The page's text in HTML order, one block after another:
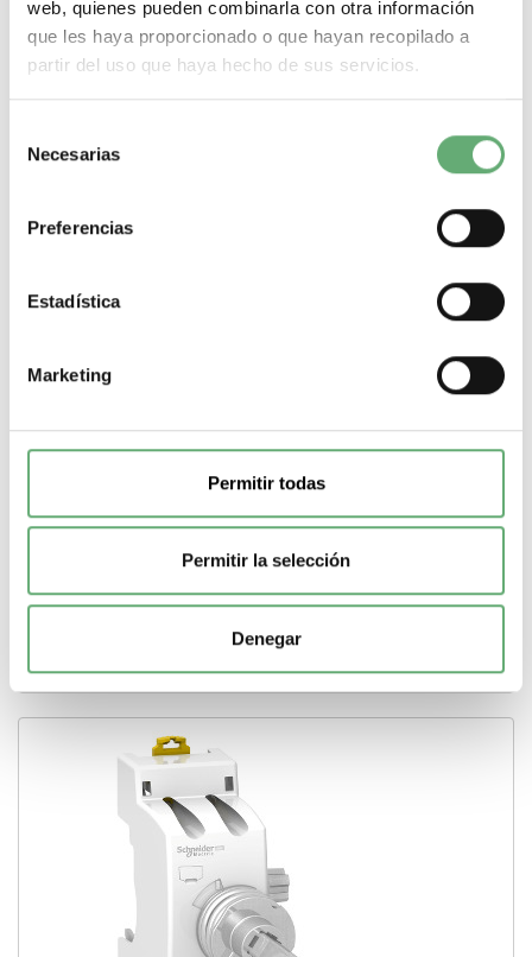
web, quienes pueden combinarla con otra información
que les haya proporcionado o que hayan recopilado a
partir del uso que haya hecho de sus servicios.
Necesarias
Preferencias
Estadística
Marketing
Permitir todas
Permitir la selección
Denegar
Accesorio de montaje - Espaciador de 9 mm blanco ref.
9,95€9,56€
A9A27062 | 1 Espaciador de Schneider Electric ref. A9A27062
Pasos de 9mm (medio modulo)1 Tipo de producto o
Espaciador
- +
Comprar